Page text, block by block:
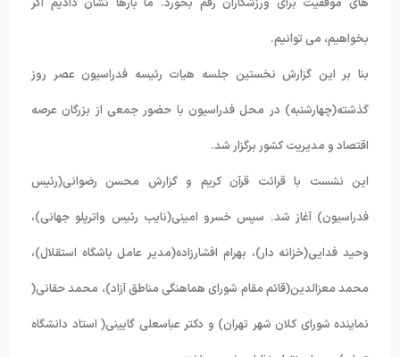
های موفقیت برای ورزشکاران رقم بخورد. ما بارها نشان دادیم اگر
بخواهیم، می توانیم.
بنا بر این گزارش نخستین جلسه هیات رئیسه فدراسیون عصر روز
گذشته(چهارشنبه) در محل فدراسیون با حضور جمعی از بزرگان عرصه
اقتصاد و مدیریت کشور برگزار شد.
این نشست با قرائت قرآن کریم و گزارش محسن رضوانی(رئیس
فدراسیون) آغاز شد. سپس خسرو امینی(نایب رئیس واترپلو جهانی)،
وحید فدایی(خزانه دار)، بهرام افشارزاده(مدیر عامل باشگاه استقلال)،
محمد معزالدین(قائم مقام شورای هماهنگی مناطق آزاد)، محمد حقانی(
نماینده شورای کلان شهر تهران) و دکتر عباسعلی گایینی( استاد دانشگاه